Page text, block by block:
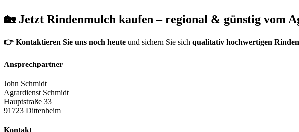
🏡 Jetzt Rindenmulch kaufen – regional & günstig vom
👉 Kontaktieren Sie uns noch heute und sichern Sie sich qualitativ hochwertigen
Ansprechpartner
John Schmidt
Agrardienst Schmidt
Hauptstraße 33
91723 Dittenheim
Kontakt